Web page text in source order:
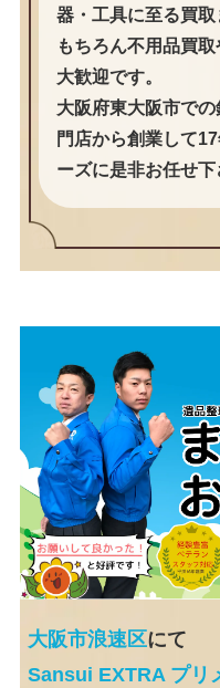
器・工具に至る買取
もちろん不用品買
大歓迎です。
大阪府東大阪市で
門店から創業して
ーズに是非お任せ下
大阪市浪速区にて
Sansui EXTRA プリ